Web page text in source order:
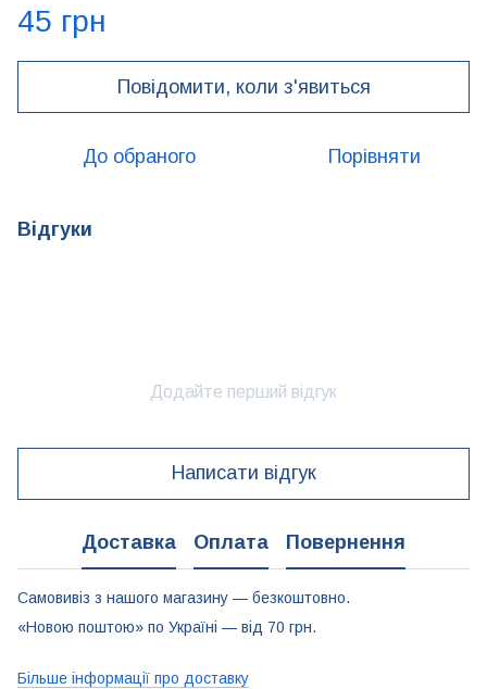
45 грн
Повідомити, коли з'явиться
До обраного Порівняти
Відгуки
Додайте перший відгук
Написати відгук
Доставка Оплата Повернення
Самовивіз з нашого магазину — безкоштовно.
«Новою поштою» по Україні — від 70 грн.
Більше інформації про доставку